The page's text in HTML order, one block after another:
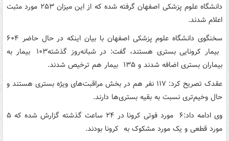
دانشگاه علوم پزشکی اصفهان گرفته شده که از این میزان ۲۵۳ مورد مثبت
اعلام شدند.
سخنگوی دانشگاه علوم پزشکی اصفهان با بیان اینکه در حال حاضر ۶۰۴
بیمار کرونایی بستری هستند، گفت: در شبانه‌روز گذشته۱۰۳ بیمار به
بیماران بستری اضافه شدند و ۱۳۵ بیمار هم ترخیص شدند.
عقدک تصریح کرد: ۱۱۷ نفر هم در بخش مراقبت‌های ویژه بستری هستند و
حال وخیم‌تری نسبت به بقیه بستری‌ها دارند.
وی ادامه داد:۶ مورد فوتی کرونا در ۲۴ ساعت گذشته گزارش شده که ۵
مورد قطعی و یک مورد مشکوک به کرونا بودند.